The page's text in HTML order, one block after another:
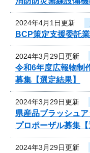
2024年4月1日更新
BCP策定支援委託
2024年3月29日更新
令和6年度広報物制
募集【選定結果】
2024年3月29日更新
県産品ブラッシュ
プロポーザル募集【
2024年3月29日更新